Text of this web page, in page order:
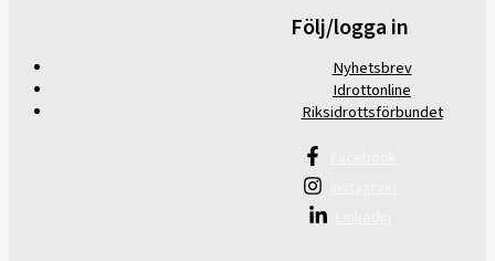
Följ/logga in
Nyhetsbrev
Idrottonline
Riksidrottsförbundet